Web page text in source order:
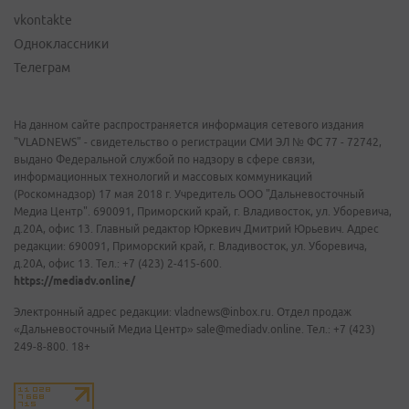
vkontakte
Одноклассники
Телеграм
На данном сайте распространяется информация сетевого издания
"VLADNEWS" - свидетельство о регистрации СМИ ЭЛ № ФС 77 - 72742,
выдано Федеральной службой по надзору в сфере связи,
информационных технологий и массовых коммуникаций
(Роскомнадзор) 17 мая 2018 г. Учредитель ООО "Дальневосточный
Медиа Центр". 690091, Приморский край, г. Владивосток, ул. Уборевича,
д.20А, офис 13. Главный редактор Юркевич Дмитрий Юрьевич. Адрес
редакции: 690091, Приморский край, г. Владивосток, ул. Уборевича,
д.20А, офис 13. Тел.: +7 (423) 2-415-600.
https://mediadv.online/
Электронный адрес редакции: vladnews@inbox.ru. Отдел продаж
«Дальневосточный Медиа Центр» sale@mediadv.online. Тел.: +7 (423)
249-8-800. 18+